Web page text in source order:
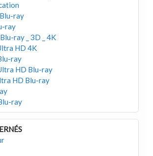
ray
ray
ray _ 3D _ 4K
HD 4K
ray
HD Blu-ray
HD Blu-ray
ray